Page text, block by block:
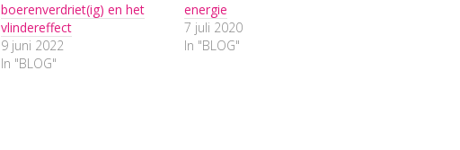
boerenverdriet(ig) en het
vlindereffect
9 juni 2022
In "BLOG"
energie
7 juli 2020
In "BLOG"